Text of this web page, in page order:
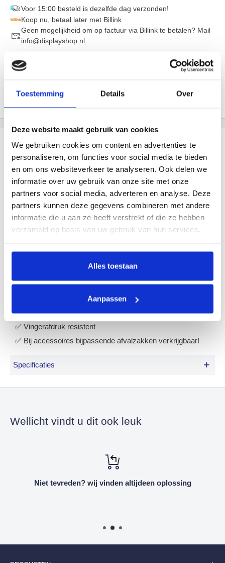
Toestemming Details Over
Deze website maakt gebruik van cookies
We gebruiken cookies om content en advertenties te
personaliseren, om functies voor social media te bieden
en om ons websiteverkeer te analyseren. Ook delen we
informatie over uw gebruik van onze site met onze
partners voor social media, adverteren en analyse. Deze
partners kunnen deze gegevens combineren met andere
informatie die u aan ze heeft verstrekt of die ze hebben
verzameld op basis van uw gebruik van hun services.
Alles toestaan
Aanpassen
"Snelle levering. Top kwaliteit. Probleem? Direct opgelost.
- Een tevreden klant 4.5 (192)
Voor 15:00 besteld is dezelfde dag verzonden!
Koop nu, betaal later met Billink
Geen mogelijkheid om op factuur via Billink te betalen? Mail
info@displayshop.nl
Beschrijving
Productinformatie -
EKO Ronde Prullenbak 50 Liter
Stijlvolle open top afvalbak van geborsteld RVS met
fingerprint proof coating. Voorzien van een ruime opening,
handige handvatten en een kunststof onderzijde die de
vloer beschermd. De basis beschikt over een opening om
de afvalzak te klemmen. De top heeft een kunststof
✅ Inhoud 50 liter
✅ Vingerafdruk resistent
✅ Bij accessoires bijpassende afvalzakken verkrijgbaar!
Specificaties +
Kleur Mat RVS
6.48
Diepte 410mm
Breedte
Wellicht vindt u dit ook leuk
Niet tevreden? wij vinden altijdeen oplossing